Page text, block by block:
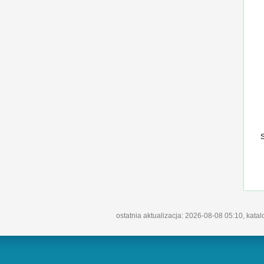
ostatnia aktualizacja: 2026-08-08 05:10,